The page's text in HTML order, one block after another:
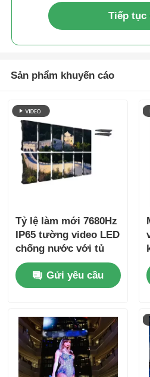
Tiếp tục
Sản phẩm khuyến cáo
Tỷ lệ làm mới 7680Hz
IP65 tường video LED
chống nước với tủ
nhôm đúc đúp cho
các sự kiện chuyên
nghiệp
Gửi yêu cầu